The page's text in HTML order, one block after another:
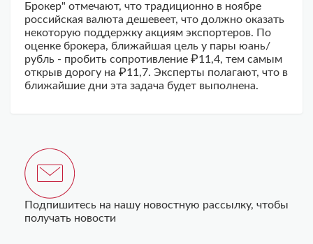
Брокер" отмечают, что традиционно в ноябре
российская валюта дешевеет, что должно оказать
некоторую поддержку акциям экспортеров. По
оценке брокера, ближайшая цель у пары юань/
рубль - пробить сопротивление ₽11,4, тем самым
открыв дорогу на ₽11,7. Эксперты полагают, что в
ближайшие дни эта задача будет выполнена.
Подпишитесь на нашу новостную рассылку, чтобы
получать новости